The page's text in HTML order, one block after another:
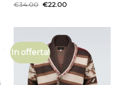
€34.00 €22.00
In offerta!